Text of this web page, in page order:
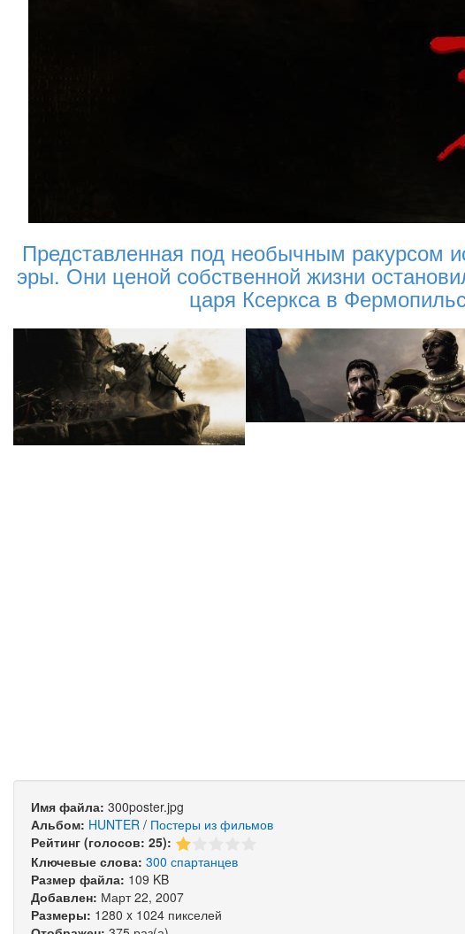
Представленная под необычным ракурсом
эры. Они ценой собственной жизни
царя Ксеркса в
Имя файла: 300poster.jpg
Альбом: HUNTER / Постеры из фильмов
Рейтинг (голосов: 25):
Ключевые слова: 300 спартанцев
Размер файла: 109 KB
Добавлен: Март 22, 2007
Размеры: 1280 x 1024 пикселей